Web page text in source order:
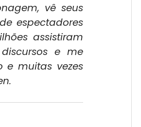
vê seus
espectadores
assistiram
e me
e muitas vezes